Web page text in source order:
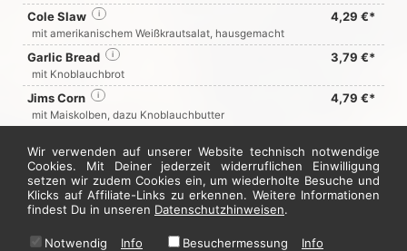
Cole Slaw 4,29 €*
i
mit amerikanischem Weißkrautsalat, hausgemacht
Garlic Bread 3,79 €*
i
mit Knoblauchbrot
Jims Corn 4,79 €*
i
mit Maiskolben, dazu Knoblauchbutter
mit Chili-Sauce
Nachos Cheese 6,29 €*
mit Käse überbacken und Sweet-Chili-Sauce
Jetzt hier bestellen
Wir verwenden auf unserer Website technisch notwendige
Cookies. Mit Deiner jederzeit widerruflichen Einwilligung
setzen wir zudem Cookies ein, um wiederholte Besuche und
Klicks auf Affiliate-Links zu erkennen. Weitere Informationen
findest Du in unseren Datenschutzhinweisen.
Notwendig Info Besuchermessung
Info